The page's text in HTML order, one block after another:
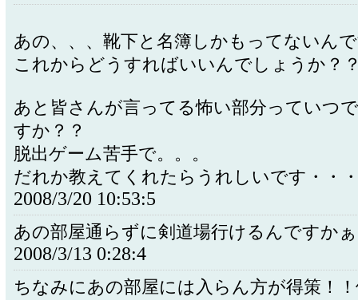
あの、、、靴下と名簿しかもってないん
これからどうすればいいんでしょうか？
あと皆さんが言ってる怖い部分っていつ
すか？？
脱出ゲーム苦手で。。。
だれか教えてくれたらうれしいです・・
2008/3/20 10:53:5
あの部屋通らずに剣道場行けるんですか
2008/3/13 0:28:4
ちなみにあの部屋には入らん方が得策！